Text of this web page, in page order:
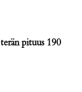
pituus 190